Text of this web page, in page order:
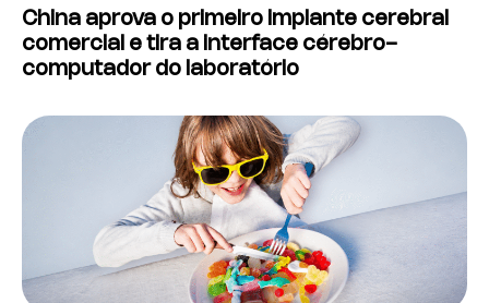
China aprova o primeiro implante cerebral
comercial e tira a interface cérebro-
computador do laboratório